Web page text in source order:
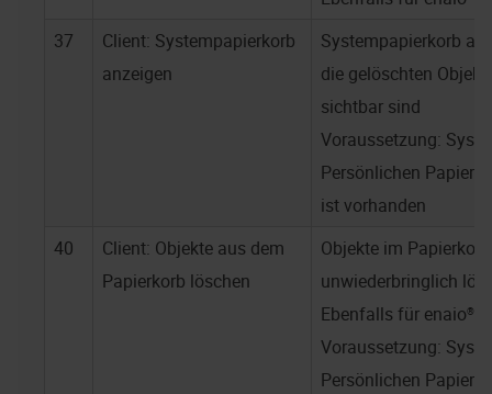
37
Client: Systempapierkorb
anzeigen
Systempapierkorb
die gelöschten
sichtbar sind
Voraussetzung:
Persönlichen
ist vorhanden
40
Client: Objekte aus dem
Papierkorb löschen
Objekte im Papierkorb
unwiederbringlich
Ebenfalls für enaio®
Voraussetzung:
Persönlichen